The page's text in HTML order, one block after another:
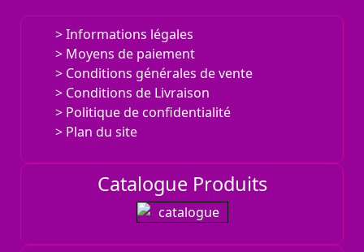
Informations légales
Moyens de paiement
Conditions générales de vente
Conditions de Livraison
Politique de confidentialité
Plan du site
Catalogue Produits